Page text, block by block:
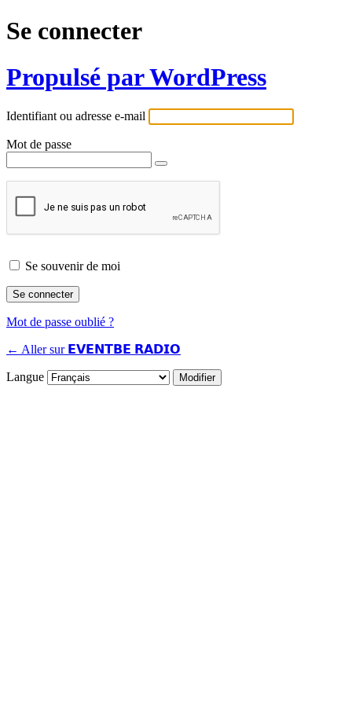
Se connecter
Propulsé par WordPress
Identifiant ou adresse e-mail
Mot de passe
Se souvenir de moi
Mot de passe oublié ?
← Aller sur 𝗘𝗩𝗘𝗡𝗧𝗕𝗘 𝗥𝗔𝗗𝗜𝗢
Langue